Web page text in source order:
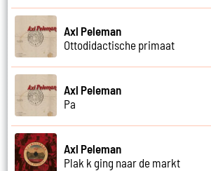
Axl Peleman
Ottodidactische primaat
Axl Peleman
Pa
Axl Peleman
Plak k ging naar de markt